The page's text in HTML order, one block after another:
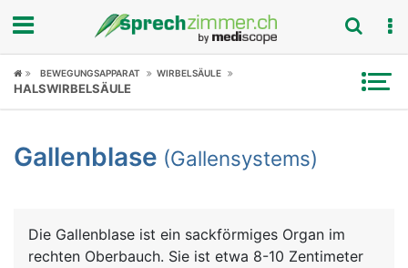
Fokus
Symptome
News
BEWEGUNGSAPPARAT WIRBELSÄULE
HALSWIRBELSÄULE
Gallenblase (Gallensystems)
Die Gallenblase ist ein sackförmiges Organ im
rechten Oberbauch. Sie ist etwa 8-10 Zentimeter